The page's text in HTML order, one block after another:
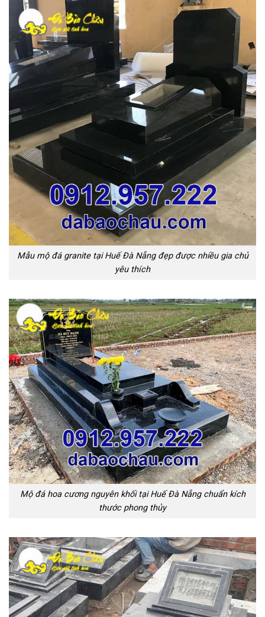
Mẫu mộ đá granite tại Huế Đà Nẵng đẹp được nhiều gia chủ
yêu thích
Mộ đá hoa cương nguyên khối tại Huế Đà Nẵng chuẩn kích
thước phong thủy